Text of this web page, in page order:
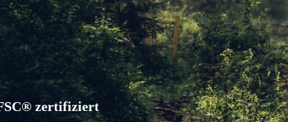
zertifiziert